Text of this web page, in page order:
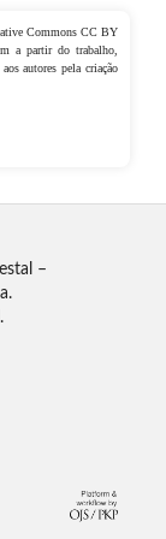
Commons CC BY
a partir do trabalho,
autores pela criação
–